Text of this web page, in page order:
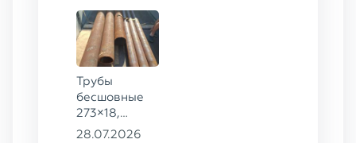
Трубы
бесшовные
273×18,
168×12 ГОСТ
28.07.2026